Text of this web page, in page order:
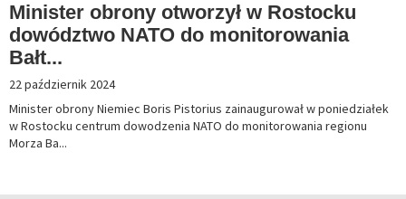
Minister obrony otworzył w Rostocku
dowództwo NATO do monitorowania
Bałt...
22 październik 2024
Minister obrony Niemiec Boris Pistorius zainaugurował w poniedziałek
w Rostocku centrum dowodzenia NATO do monitorowania regionu
Morza Ba...